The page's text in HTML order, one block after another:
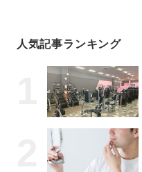
人気記事ランキング